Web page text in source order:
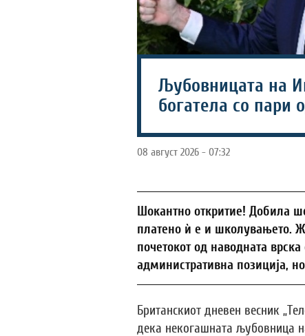
Љубовницата на
богатела со пари
08 август 2026 - 07:32
Шокантно откритие! Добила
платено ѝ е и школувањето.
почетокот од наводната
административна позиција,
Британскиот дневен весник
дека некогашната љубовница